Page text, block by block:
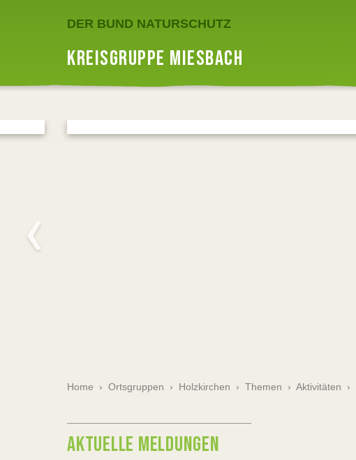
DER BUND NATURSCHUTZ
KREISGRUPPE MIESBACH
Home › Ortsgruppen › Holzkirchen › Themen › Aktivitäten ›
AKTUELLE MELDUNGEN